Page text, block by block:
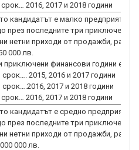
2016, 2017 и 2018 години
кандидатът е малко предприятие е
през последните три приключени
нетни приходи от продажби, равни
000 лв.
финансови години е:
2015, 2016 и 2017 години
2017 и 2018 години
2016, 2017 и 2018 години
кандидатът е средно предприятие
през последните три приключени
нетни приходи от продажби, равни
000 лв.